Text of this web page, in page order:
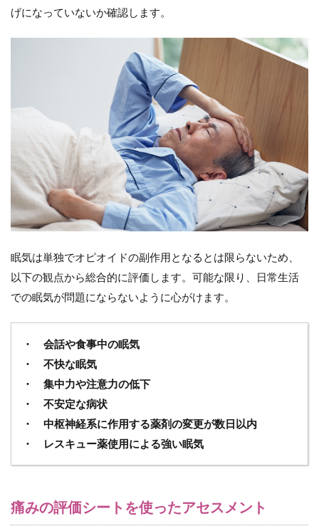
げになっていないか確認します。
眠気は単独でオピオイドの副作用となるとは限らないため、
以下の観点から総合的に評価します。可能な限り、日常生活
での眠気が問題にならないように心がけます。
・ 会話や食事中の眠気
・ 不快な眠気
・ 集中力や注意力の低下
・ 不安定な病状
・ 中枢神経系に作用する薬剤の変更が数日以内
・ レスキュー薬使用による強い眠気
痛みの評価シートを使ったアセスメント